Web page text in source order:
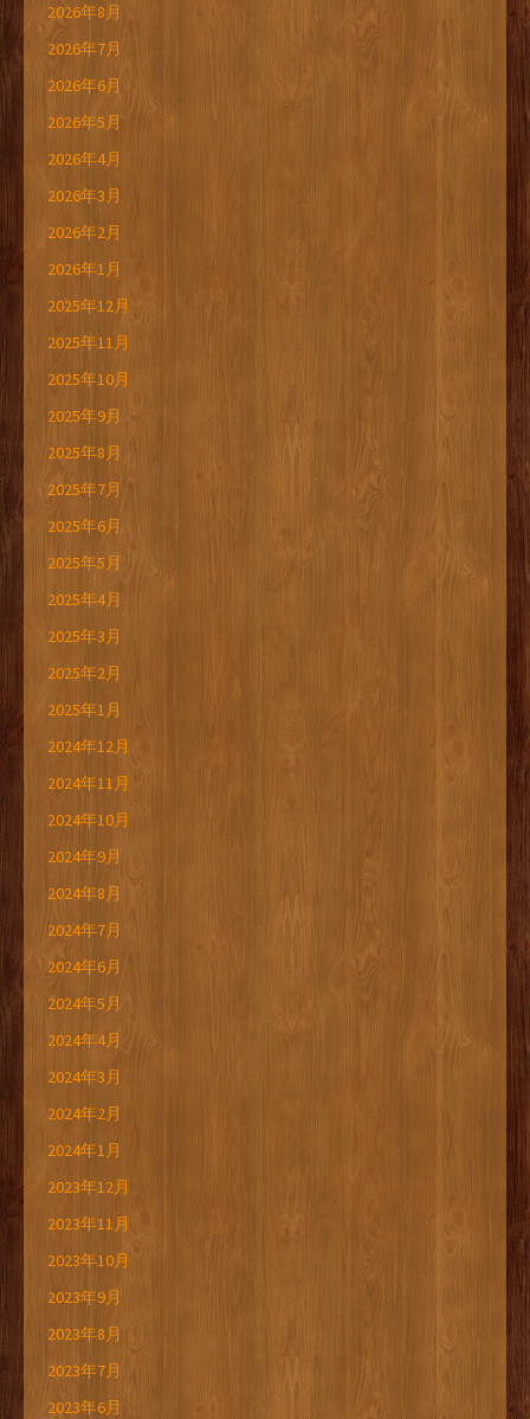
2026年8月
2026年7月
2026年6月
2026年5月
2026年4月
2026年3月
2026年2月
2026年1月
2025年12月
2025年11月
2025年10月
2025年9月
2025年8月
2025年7月
2025年6月
2025年5月
2025年4月
2025年3月
2025年2月
2025年1月
2024年12月
2024年11月
2024年10月
2024年9月
2024年8月
2024年7月
2024年6月
2024年5月
2024年4月
2024年3月
2024年2月
2024年1月
2023年12月
2023年11月
2023年10月
2023年9月
2023年8月
2023年7月
2023年6月